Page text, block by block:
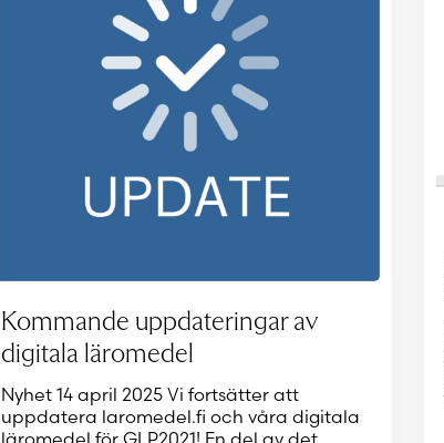
Kommande uppdateringar av
digitala läromedel
Nyhet 14 april 2025 Vi fortsätter att
uppdatera laromedel.fi och våra digitala